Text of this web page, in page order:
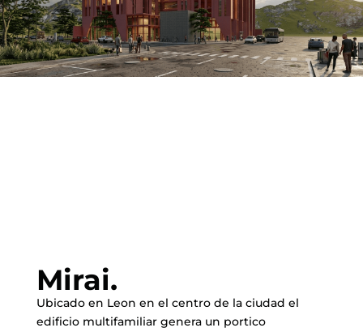
Mirai.
Ubicado en Leon en el centro de la ciudad el
edificio multifamiliar genera un portico